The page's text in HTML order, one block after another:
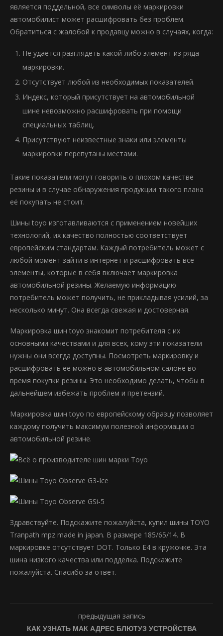
является поддельной, все символы её маркировки
автомобилист может расшифровать без проблем.
Обратиться с жалобой к продавцу можно в случаях, когда:
Не удаётся разглядеть какой-либо элемент из ряда
маркировки.
Отсутствует любой из необходимых показателей.
Индекс, который присутствует на автомобильной
шине невозможно расшифровать при помощи
специальных таблиц.
Присутствуют неизвестные знаки или элементы
маркировки перепутаны местами.
Такие показатели могут говорить о плохом качестве
резины и в случае обнаружения продукции такого плана
её покупать не стоит.
Шины toyo изготавливаются с применением новейших
технологий, их качество полностью соответствует
европейским стандартам. Каждый потребитель может с
любой момент зайти в интернет и расшифровать все
элементы, которые в себя включает маркировка
автомобильной резины. Желаемую информацию
потребитель может получить, не прикладывая усилий, за
несколько минут. Она всегда свежая и достоверная.
Маркировка шин toyo знакомит потребителя с их
основными качествами и для всех, кому эти показатели
нужны они всегда доступны. Посмотреть маркировку и
расшифровать её можно в автомобильном салоне во
время покупки резины. Это необходимо делать, чтобы в
дальнейшем избежать проблем и претензий.
Маркировка шин toyo по европейскому образцу позволяет
каждому получить максимум полезной информации о
автомобильной резине.
Здравствуйте. Подскажите пожалуйста, купил шины TOYO
Tranpath mpz made in japan. В размере 185/65/14. В
маркировке отсутствует DOT. Только E4 в кружочке. Эта
шина низкого качества или подделка. Подскажите
пожалуйста. Спасибо за ответ.
предыдущая запись
КАК УЗНАТЬ МАК АДРЕС БЛЮТУЗ УСТРОЙСТВА